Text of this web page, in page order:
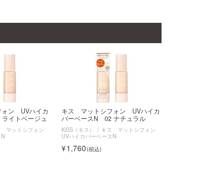
ン UVハイカ
イトベージュ
マットシフォン
キス マットシフォン UVハイカ
バーベースN 02 ナチュラル
KiSS（キス）
キス マットシフォン
UVハイカバーベースN
1,760